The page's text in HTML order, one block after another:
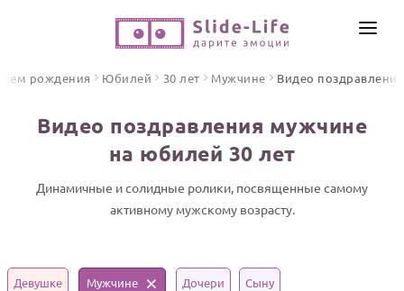
ПО ФОРМАТУ
Песни поздравления
Стихи и тексты
ИНСТРУМЕНТЫ
рождения Юбилей 30 лет Мужчине Видео поздравления
Видео поздравления мужчине
на юбилей 30 лет
Динамичные и солидные ролики, посвященные самому
активному мужскому возрасту.
Девушке Мужчине Дочери Сыну